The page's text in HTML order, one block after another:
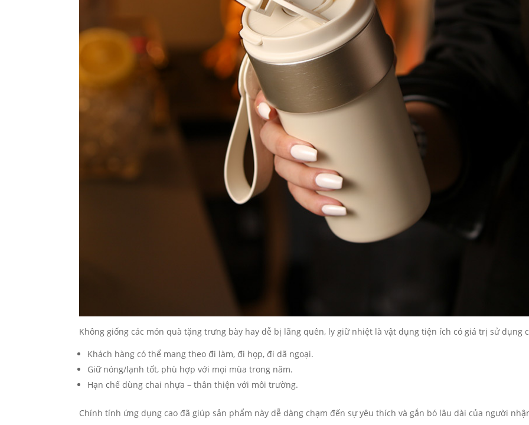
Không giống các món quà tặng trưng bày hay dễ bị lãng quên, ly giữ nhiệt là vật dụng tiện ích có giá trị sử dụng
Khách hàng có thể mang theo đi làm, đi họp, đi dã ngoại.
Giữ nóng/lạnh tốt, phù hợp với mọi mùa trong năm.
Hạn chế dùng chai nhựa – thân thiện với môi trường.
Chính tính ứng dụng cao đã giúp sản phẩm này dễ dàng chạm đến sự yêu thích và gắn bó lâu dài của người